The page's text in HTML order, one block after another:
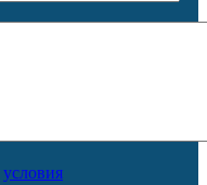
условия